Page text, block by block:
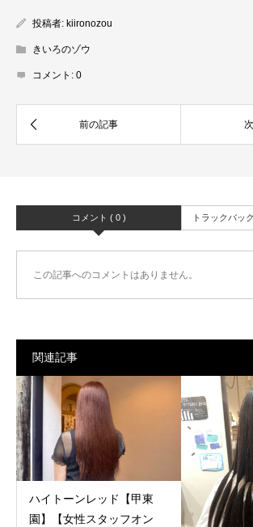
投稿者: kiironozou
きいろのゾウ
コメント: 0
コメント ( 0 ) トラックバッ
この記事へのコメントはありません。
関連記事
ハイトーンレッド【甲東
園】【女性スタッフオン